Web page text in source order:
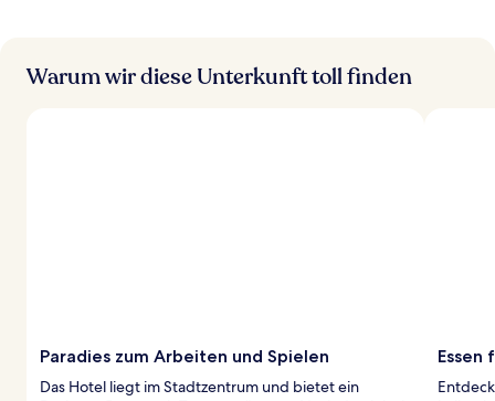
Warum wir diese Unterkunft toll finden
Paradies zum Arbeiten und Spielen
Das Hotel liegt im Stadtzentrum und bietet ein
Essen